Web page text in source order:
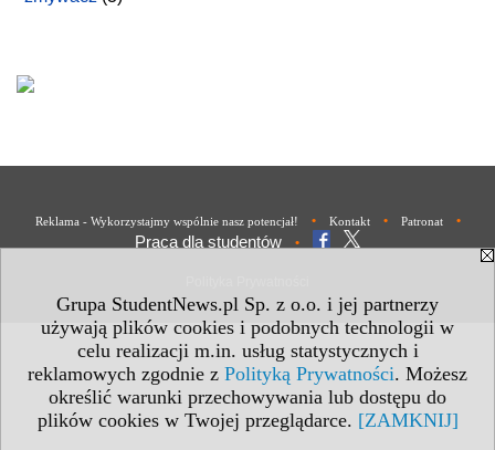
Grupa StudentNews.pl Sp. z o.o. i jej partnerzy
używają plików cookies i podobnych technologii w
celu realizacji m.in. usług statystycznych i
reklamowych zgodnie z Polityką Prywatności. Możesz
określić warunki przechowywania lub dostępu do
plików cookies w Twojej przeglądarce. [ZAMKNIJ]
Reklama - Wykorzystajmy wspólnie nasz potencjał! • Kontakt • Patronat •
Praca dla studentów •